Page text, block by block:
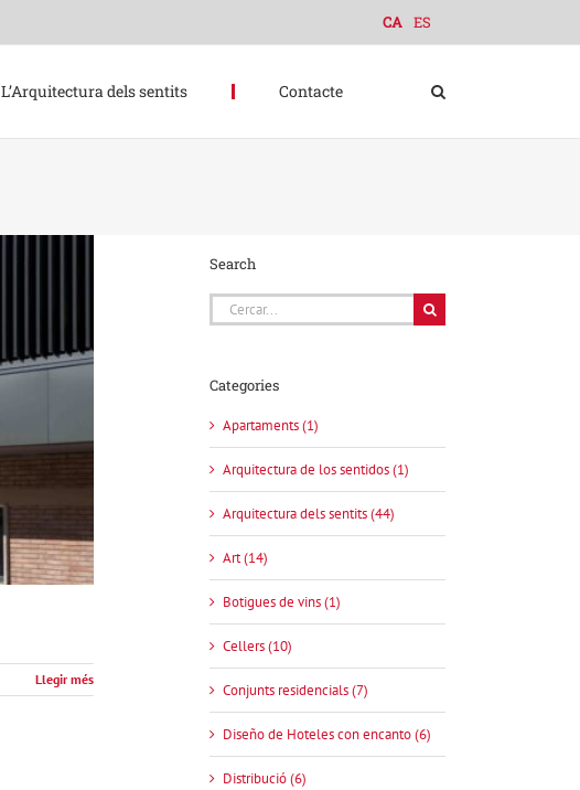
CA ES
L’Arquitectura dels sentits Contacte
Llegir més
Search
Cerca
…
Categories
Apartaments (1)
Arquitectura de los sentidos (1)
Arquitectura dels sentits (44)
Art (14)
Botigues de vins (1)
Cellers (10)
Conjunts residencials (7)
Diseño de Hoteles con encanto (6)
Distribució (6)